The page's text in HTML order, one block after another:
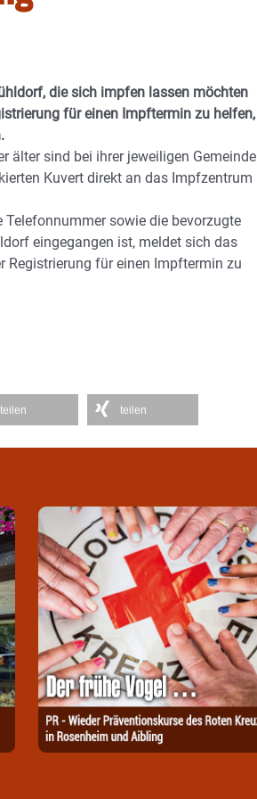
die sich impfen lassen möchten
für einen Impftermin zu helfen,
älter sind bei ihrer jeweiligen Gemeinde
Kuvert direkt an das Impfzentrum
Telefonnummer sowie die bevorzugte
eingegangen ist, meldet sich das
Registrierung für einen Impftermin zu
teilen teilen